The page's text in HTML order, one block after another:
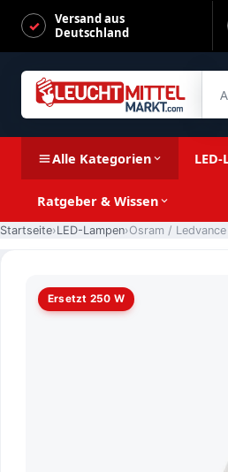
Versand aus
Deutschland
Alle Kategorien
Ratgeber & Wissen
Startseite LED-Lampen
Ersetzt 250 W
Osram / Ledvance LED